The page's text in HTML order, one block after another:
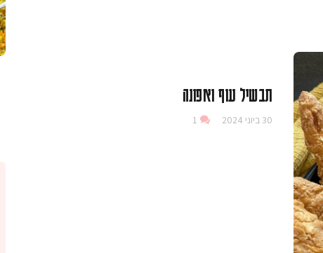
תבשיל עוף ואפונה
30 ביוני 2024 1